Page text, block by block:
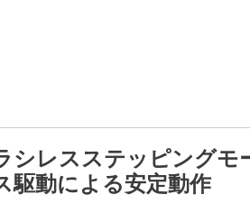
シレスステッピングモ
駆動による安定動作